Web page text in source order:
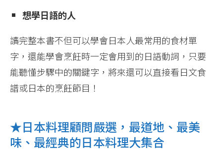
想學日語的人
讀完整本書不但可以學會日本人最常用的食材單
字，還能學會烹飪時一定會用到的日語動詞，只要
能聽懂步驟中的關鍵字，將來還可以直接看日文食
譜或日本的烹飪節目！
★日本料理顧問嚴選，最道地、最美
味、最經典的日本料理大集合